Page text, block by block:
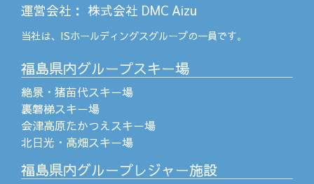
運営会社 ： 株式会社 DMC Aizu
当社は、 ISホールディングスグループの一員です。
福島県内グループスキー場
絶景・猪苗代スキー場
裏磐梯スキー場
会津高原たかつえスキー場
北日光・高畑スキー場
福島県内グループレジャー施設